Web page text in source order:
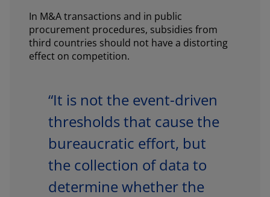
In M&A transactions and in public
procurement procedures, subsidies from
third countries should not have a distorting
effect on competition.
“It is not the event-driven
thresholds that cause the
bureaucratic effort, but
the collection of data to
determine whether the